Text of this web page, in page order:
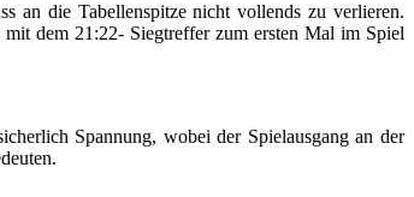
an die Tabellenspitze nicht vollends zu verlieren.
dem 21:22- Siegtreffer zum ersten Mal im Spiel
Spannung, wobei der Spielausgang an der